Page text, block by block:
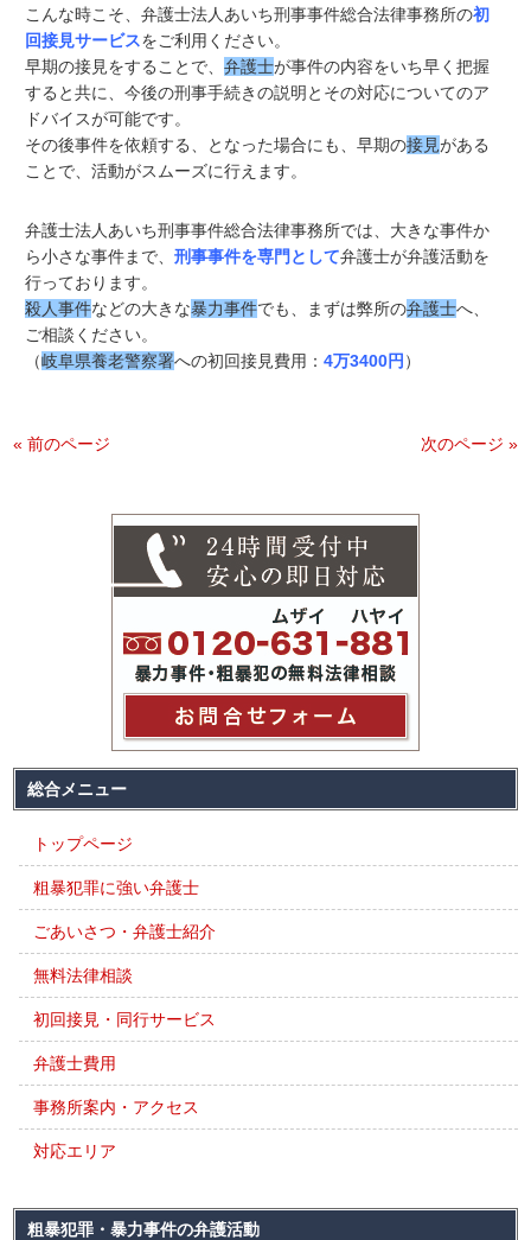
こんな時こそ、弁護士法人あいち刑事事件総合法律事務所の初
回接見サービスをご利用ください。
早期の接見をすることで、弁護士が事件の内容をいち早く把握
すると共に、今後の刑事手続きの説明とその対応についてのア
ドバイスが可能です。
その後事件を依頼する、となった場合にも、早期の接見がある
ことで、活動がスムーズに行えます。
弁護士法人あいち刑事事件総合法律事務所では、大きな事件か
ら小さな事件まで、刑事事件を専門として弁護士が弁護活動を
行っております。
殺人事件などの大きな暴力事件でも、まずは弊所の弁護士へ、
ご相談ください。
（岐阜県養老警察署への初回接見費用：4万3400円 ）
« 前のページ 次のページ »
総合メニュー
トップページ
粗暴犯罪に強い弁護士
ごあいさつ・弁護士紹介
無料法律相談
初回接見・同行サービス
弁護士費用
事務所案内・アクセス
対応エリア
粗暴犯罪・暴力事件の弁護活動